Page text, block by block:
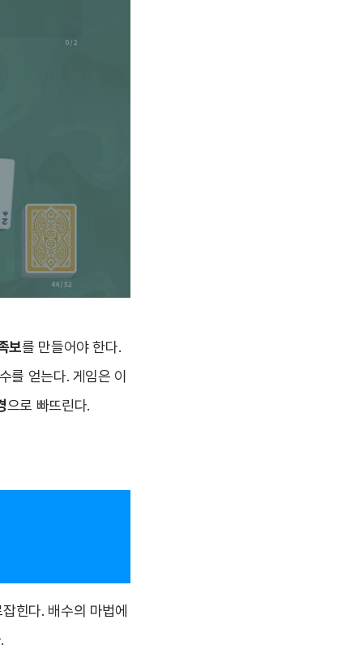
보를 만들어야 한다.
를 얻는다. 게임은 이
으로 빠뜨린다.
힌다. 배수의 마법에